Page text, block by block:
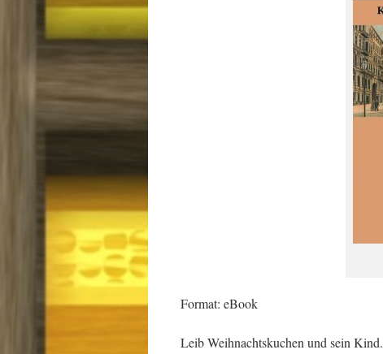
Format: eBook
Leib Weihnachtskuchen und sein Kind.